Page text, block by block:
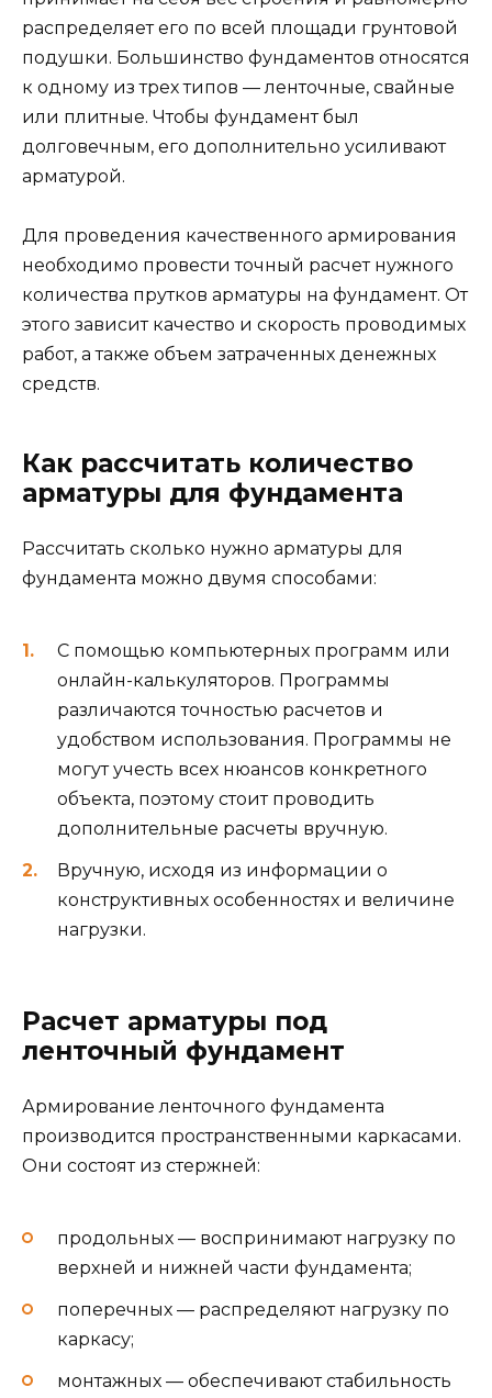
распределяет его по всей площади грунтовой
подушки. Большинство фундаментов относятся
к одному из трех типов — ленточные, свайные
или плитные. Чтобы фундамент был
долговечным, его дополнительно усиливают
арматурой.
Для проведения качественного армирования
необходимо провести точный расчет нужного
количества прутков арматуры на фундамент. От
этого зависит качество и скорость проводимых
работ, а также объем затраченных денежных
средств.
Как рассчитать количество
арматуры для фундамента
Рассчитать сколько нужно арматуры для
фундамента можно двумя способами:
С помощью компьютерных программ или
онлайн-калькуляторов. Программы
различаются точностью расчетов и
удобством использования. Программы не
могут учесть всех нюансов конкретного
объекта, поэтому стоит проводить
дополнительные расчеты вручную.
Вручную, исходя из информации о
конструктивных особенностях и величине
нагрузки.
Расчет арматуры под
ленточный фундамент
Армирование ленточного фундамента
производится пространственными каркасами.
Они состоят из стержней:
продольных — воспринимают нагрузку по
верхней и нижней части фундамента;
поперечных — распределяют нагрузку по
каркасу;
монтажных — обеспечивают стабильность